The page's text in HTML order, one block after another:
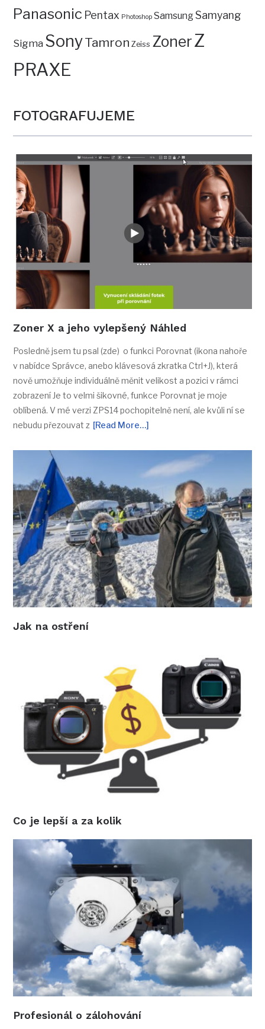
Panasonic Pentax Photoshop SamsungSamyang
Sigma SonyTamron Zeiss ZonerZ
PRAXE
FOTOGRAFUJEME
Zoner X a jeho vylepšený Náhled
Posledně jsem tu psal (zde) o funkci Porovnat (ikona nahoře
v nabídce Správce, anebo klávesová zkratka Ctrl+J), která
nově umožňuje individuálně měnit velikost a pozici v rámci
zobrazení Je to velmi šikovné, funkce Porovnat je moje
oblíbená. V mé verzi ZPS14 pochopitelně není, ale kvůli ní se
nebudu přezouvat z [Read More…]
Jak na ostření
Co je lepší a za kolik
Profesionál o zálohování